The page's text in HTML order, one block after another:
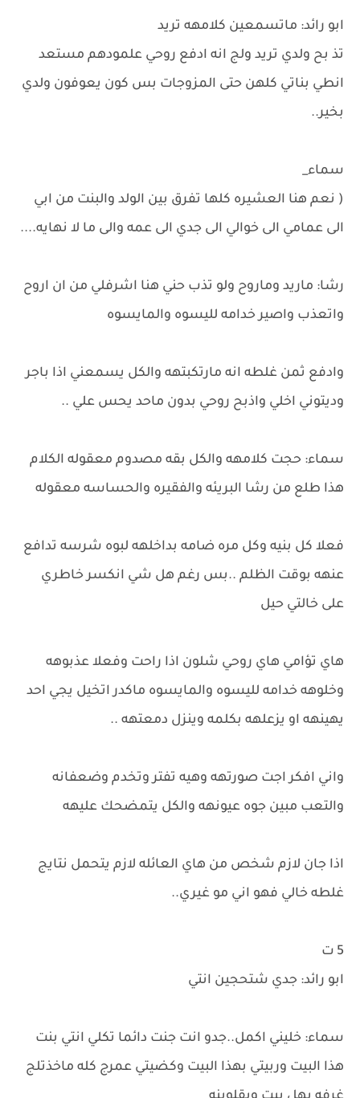
ابو رائد: ماتسمعين كلامهه تريد
تذ بح ولدي تريد ولج انه ادفع روحي علمودهم مستعد
انطي بناتي كلهن حتى المزوجات بس كون يعوفون ولدي
بخير..
سماء_
( نعم هنا العشيره كلها تفرق بين الولد والبنت من ابي
الى عمامي الى خوالي الى جدي الى عمه والى ما لا نهايه....
رشا: ماريد وماروح ولو تذب حني هنا اشرفلي من ان اروح
واتعذب واصير خدامه لليسوه والمايسوه
وادفع ثمن غلطه انه مارتكبتهه والكل يسمعني اذا باجر
وديتوني اخلي واذبح روحي بدون ماحد يحس علي ..
سماء: حجت كلامهه والكل بقه مصدوم معقوله الكلام
هذا طلع من رشا البريئه والفقيره والحساسه معقوله
فعلا كل بنيه وكل مره ضامه بداخلهه لبوه شرسه تدافع
عنهه بوقت الظلم ..بس رغم هل شي انكسر خاطري
على خالتي حيل
هاي تؤامي هاي روحي شلون اذا راحت وفعلا عذبوهه
وخلوهه خدامه لليسوه والمايسوه ماكدر اتخيل يجي احد
يهينهه او يزعلهه بكلمه وينزل دمعتهه ..
واني افكر اجت صورتهه وهيه تفتر وتخدم وضعفانه
والتعب مبين جوه عيونهه والكل يتمضحك عليهه
اذا جان لازم شخص من هاي العائله لازم يتحمل نتايج
غلطه خالي فهو اني مو غيري..
5 ت
ابو رائد: جدي شتحجين انتي
سماء: خليني اكمل..جدو انت جنت دائما تكلي انتي بنت
هذا البيت وربيتي بهذا البيت وكضيتي عمرج كله ماخذتلج